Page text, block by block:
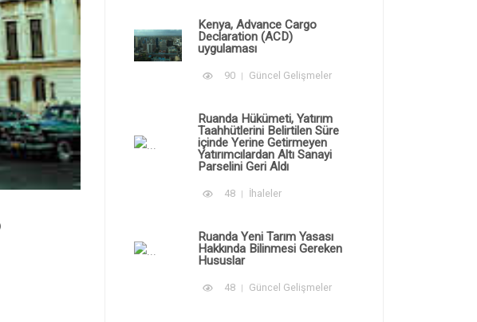
Kenya, Advance Cargo
Declaration (ACD)
uygulaması
90 Güncel Gelişmeler
Ruanda Hükümeti, Yatırım
Taahhütlerini Belirtilen Süre
içinde Yerine Getirmeyen
Yatırımcılardan Altı Sanayi
Parselini Geri Aldı
48 İhaleler
Ruanda Yeni Tarım Yasası
Hakkında Bilinmesi Gereken
Hususlar
48 Güncel Gelişmeler